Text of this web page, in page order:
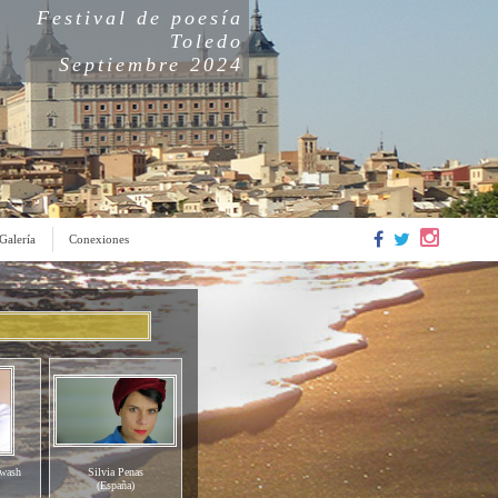
Festival de poesía
Toledo
Septiembre 2024
Galería Conexiones
Silvia Penas
(España)
Roxana Popelka
(España)